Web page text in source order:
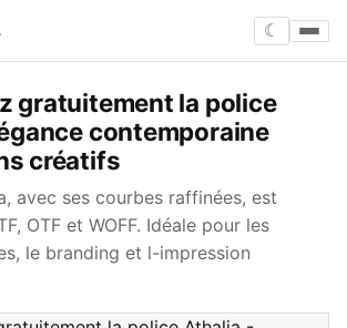
☾
gratuitement la police
contemporaine
créatifs
avec ses courbes raffinées, est
OTF et WOFF. Idéale pour les
le branding et l-impression